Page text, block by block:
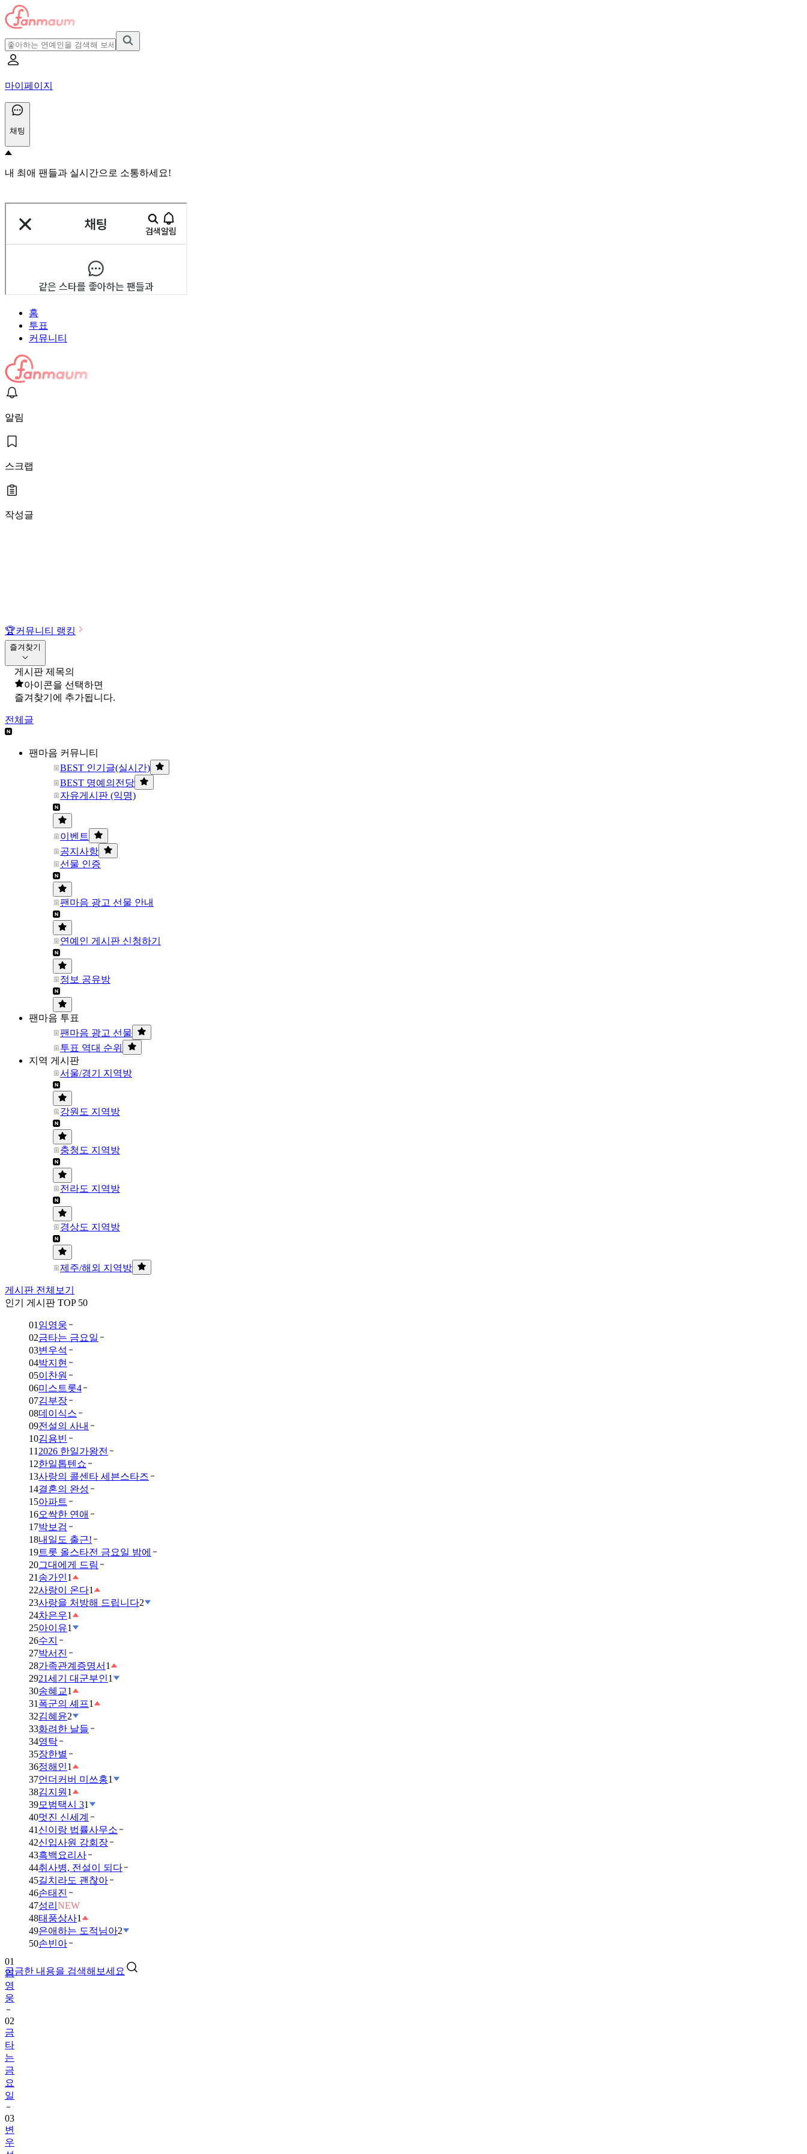
마이페이지
채팅
내 최애 팬들과 실시간으로 소통하세요!
홈
투표
커뮤니티
알림
스크랩
작성글
🏆커뮤니티 랭킹
즐겨찾기
게시판 제목의
아이콘을 선택하면
즐겨찾기에 추가됩니다.
전체글
팬마음 커뮤니티
BEST 인기글(실시간)
BEST 명예의전당
자유게시판 (익명)
이벤트
공지사항
선물 인증
팬마음 광고 선물 안내
연예인 게시판 신청하기
정보 공유방
팬마음 투표
팬마음 광고 선물
투표 역대 순위
지역 게시판
서울/경기 지역방
강원도 지역방
충청도 지역방
전라도 지역방
경상도 지역방
제주/해외 지역방
게시판 전체보기
인기 게시판 TOP 50
01 임영웅
02금타는 금요일
03변우석
04박지현
05이찬원
06미스트롯4
07김부장
08데이식스
09전설의 사내
10김용빈
11 2026 한일가왕전
12한일톱텐쇼
13사랑의 콜센타 세븐스타즈
14결혼의 완성
15아파트
16오싹한 연애
17박보검
18내일도 출근!
19트롯 올스타전 금요일 밤에
20그대에게 드림
21 송가인1
22사랑이 온다1
23사랑을 처방해 드립니다2
24차은우1
25아이유1
26수지
27박서진
28가족관계증명서 1
2921세기 대군부인1
30송혜교1
31 폭군의 셰프1
32김혜윤2
33화려한 날들
34영탁
35장한별
36정해인1
37언더커버 미쓰홍1
38김지원 1
39모범택시 31
40멋진 신세계
41 신이랑 법률사무소
42신입사원 강회장
43흑백요리사
44취사병, 전설이 되다
45길치라도 괜찮아
46손태진
47성리 NEW
48태풍상사1
49은애하는 도적님아2
50손빈아
궁금한 내용을 검색해보세요
영
웅
02
금
타
는
금
요
일
03
변
우
석